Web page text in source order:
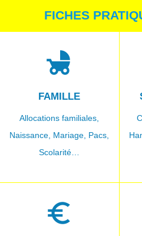
FICHES
child_friendly
FAMILLE
Allocations familiales,
Naissance, Mariage, Pacs,
Scolarité…
euro_symbol